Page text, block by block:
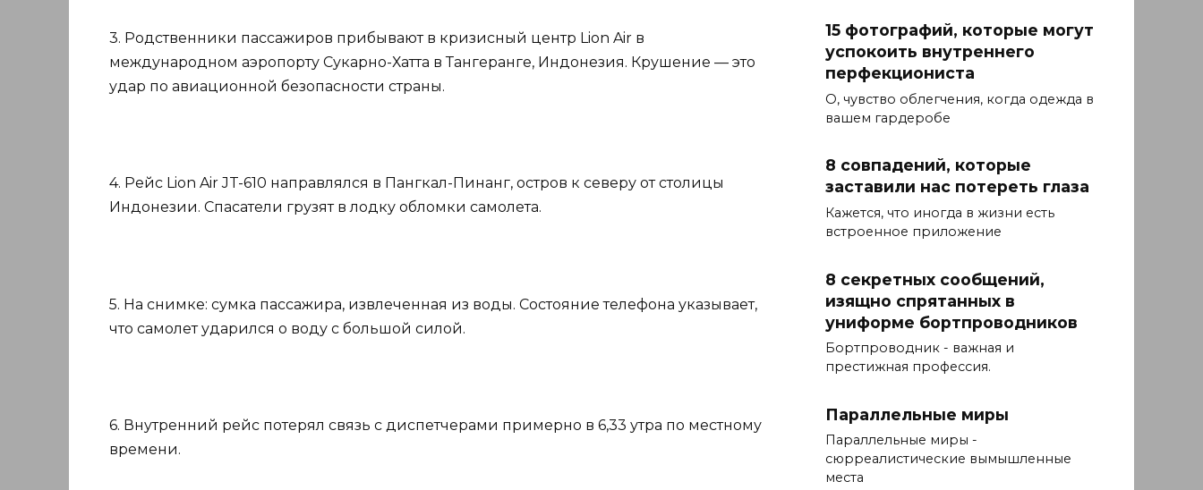
3. Родственники пассажиров прибывают в кризисный центр Lion Air в
международном аэропорту Сукарно-Хатта в Тангеранге, Индонезия. Крушение — это
удар по авиационной безопасности страны.
4. Рейс Lion Air JT-610 направлялся в Пангкал-Пинанг, остров к северу от столицы
Индонезии. Спасатели грузят в лодку обломки самолета.
5. На снимке: сумка пассажира, извлеченная из воды. Состояние телефона указывает,
что самолет ударился о воду с большой силой.
6. Внутренний рейс потерял связь с диспетчерами примерно в 6,33 утра по местному
времени.
15 фотографий, которые могут
успокоить внутреннего
перфекциониста
О, чувство облегчения, когда одежда в
вашем гардеробе
8 совпадений, которые
заставили нас потереть глаза
Кажется, что иногда в жизни есть
встроенное приложение
8 секретных сообщений,
изящно спрятанных в
униформе бортпроводников
Бортпроводник - важная и
престижная профессия.
Параллельные миры
Параллельные миры -
сюрреалистические вымышленные
места